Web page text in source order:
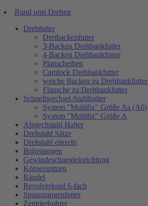
Rund ums Drehen
Drehfutter
Dreibackenfutter
3-Backen Drehbankfutter
4-Backen Drehbankfutter
Planscheiben
Camlock Drehbankfutter
weiche Backen zu Drehbankfutter
Flansche zu Drehbankfutter
Schnellwechsel-Stahlhalter
System "Multifix" Größe Aa (A0)
System "Multifix" Größe A
Abstechstahl Halter
Drehstahl Sätze
Drehstahl einzeln
Bohrstangen
Gewindeschneideinrichtung
Körnerspitzen
Rändel
Revolverkopf 6-fach
Spannzangenfutter
Zentrierbohrer